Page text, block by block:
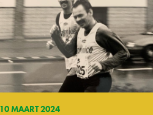
10 MAART 2024